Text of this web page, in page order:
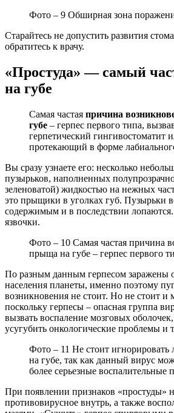
Фото – 9 Обширная зона
Старайтесь не допустить развития
обратитесь к врачу.
«Простуда» — самый
на губе
Самая частая причина
губе – герпес первого типа,
герпетический гингивостоматит
протекающий в форме
Вы сразу узнаете его: несколько
пузырьков, наполненных
зеленоватой) жидкостью на нежных
это прыщики в уголках губ. Пузырьки
содержимым и в последствии
язвочки.
Фото – 10 Самая частая причина
прыща на губе – герпес первого
По разным данным герпесом заражены
населения планеты, именно поэтому
возникновения не стоит. Но не стоит и
поскольку герпесы – опасная группа
вызвать воспаление мозговых
усугубить онкологические проблемы и
Фото – 11 Не стоит игнорировать
на губе, так как данный вирус
более серьезные воспалительные
При появлении признаков «простуды»
противовирусное внутрь, а также